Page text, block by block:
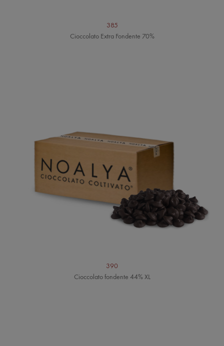
385
Cioccolato Extra Fondente 70%
390
Cioccolato fondente 44% XL